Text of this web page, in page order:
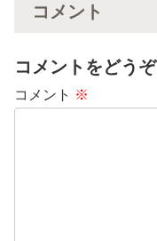
コメント
コメントをどうぞ
コメント ※